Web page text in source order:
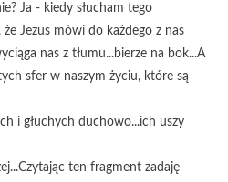
Ja - kiedy słucham tego
Jezus mówi do każdego z nas
nas z tłumu...bierze na bok...A
sfer w naszym życiu, które są
i głuchych duchowo...ich uszy
ten fragment zadaję